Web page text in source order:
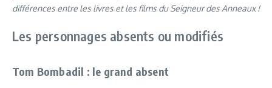
différences entre les livres et les films du Seigneur des Anneaux !
Les personnages absents ou modifiés
Tom Bombadil : le grand absent